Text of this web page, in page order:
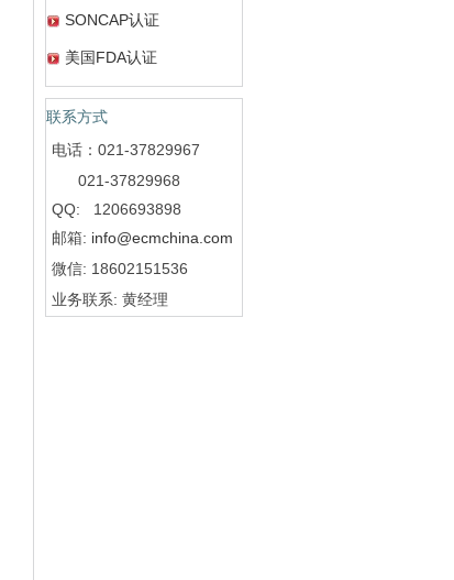
SONCAP认证
美国FDA认证
联系方式
电话：021-37829967
021-37829968
QQ: 1206693898
邮箱: info@ecmchina.com
微信: 18602151536
业务联系: 黄经理